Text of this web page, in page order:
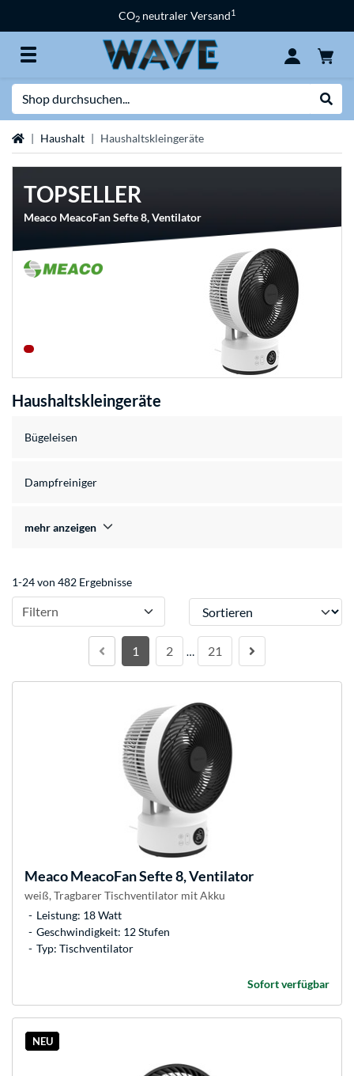
CO2 neutraler Versand1
StartseiteHaushalt Haushaltskleingeräte
TOPSELLER
Meaco MeacoFan Sefte 8, Ventilator
Haushaltskleingeräte
Bügeleisen
Dampfreiniger
mehr anzeigen
1-24 von 482 Ergebnisse
Filtern Sortieren
1 2 … 21
MeacoMeacoFan Sefte 8, Ventilator
weiß, Tragbarer Tischventilator mit Akku
Leistung: 18 Watt
Geschwindigkeit: 12 Stufen
Typ: Tischventilator
Sofort verfügbar
NEU